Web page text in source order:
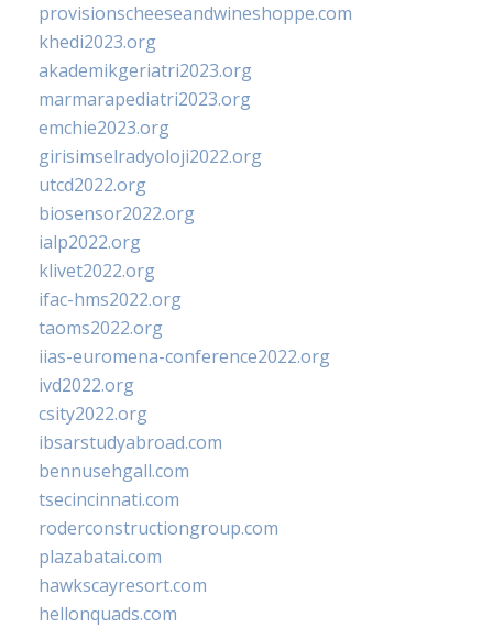
provisionscheeseandwineshoppe.com
khedi2023.org
akademikgeriatri2023.org
marmarapediatri2023.org
emchie2023.org
girisimselradyoloji2022.org
utcd2022.org
biosensor2022.org
ialp2022.org
klivet2022.org
ifac-hms2022.org
taoms2022.org
iias-euromena-conference2022.org
ivd2022.org
csity2022.org
ibsarstudyabroad.com
bennusehgall.com
tsecincinnati.com
roderconstructiongroup.com
plazabatai.com
hawkscayresort.com
hellonquads.com